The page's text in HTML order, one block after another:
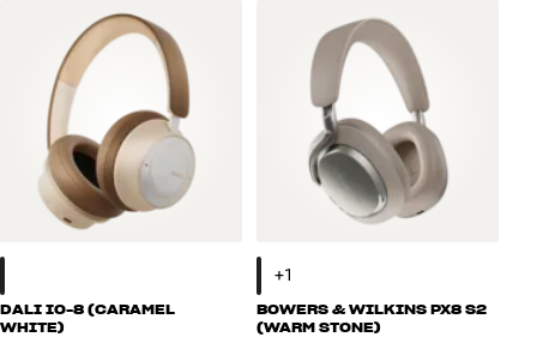
Accessoires
INSPIRATIE
MERKEN
NIEUW
Winkels
DALI IO-8 (CARAMEL
WHITE)
BOWERS & WILKINS PX8 S2
(WARM STONE)